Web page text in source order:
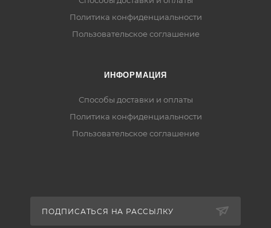
Политика конфиденциальности
Пользовательское соглашение
ИНФОРМАЦИЯ
Способы доставки и оплаты
Политика конфиденциальности
Пользовательское соглашение
ПОДПИСАТЬСЯ НА РАССЫЛКУ